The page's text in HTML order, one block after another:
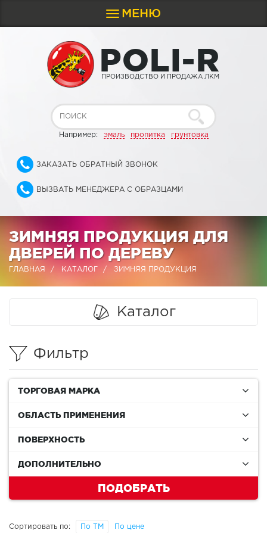
Toggle
navigation
МЕНЮ
POLI-R
ПРОИЗВОДСТВО И ПРОДАЖА ЛКМ
Например: эмаль пропитка грунтовка
ЗАКАЗАТЬ ОБРАТНЫЙ ЗВОНОК
ВЫЗВАТЬ МЕНЕДЖЕРА С ОБРАЗЦАМИ
ЗИМНЯЯ ПРОДУКЦИЯ ДЛЯ
ДВЕРЕЙ ПО ДЕРЕВУ
ГЛАВНАЯ КАТАЛОГ ЗИМНЯЯ ПРОДУКЦИЯ
Каталог
Фильтр
ТОРГОВАЯ МАРКА
ОБЛАСТЬ ПРИМЕНЕНИЯ
ПОВЕРХНОСТЬ
ДОПОЛНИТЕЛЬНО
ПОДОБРАТЬ
Сортировать по: По ТМ По цене